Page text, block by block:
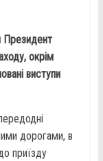
Президент
окрім
виступи
дорогами, в
приїзду